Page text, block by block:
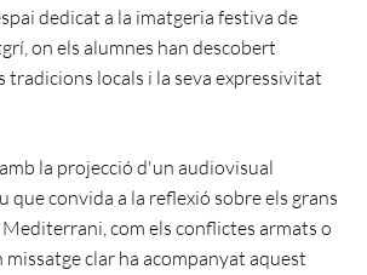
dedicat a la imatgeria festiva de
on els alumnes han descobert
tradicions locals i la seva expressivitat
la projecció d'un audiovisual
que convida a la reflexió sobre els grans
com els conflictes armats o
missatge clar ha acompanyat aquest